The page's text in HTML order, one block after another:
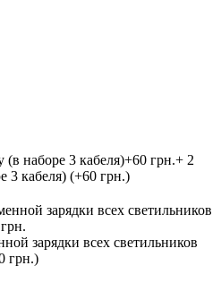
+ 2
3 кабеля) (+60 грн.)
зарядки всех светильников
грн.)